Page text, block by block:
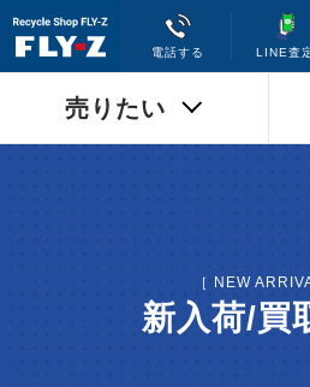
電話する LINE査
売りたい
［ NEW
新入荷/買